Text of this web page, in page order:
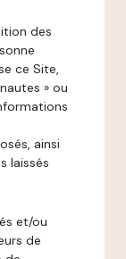
des
ce Site,
» ou
ainsi
laissés
et/ou
de